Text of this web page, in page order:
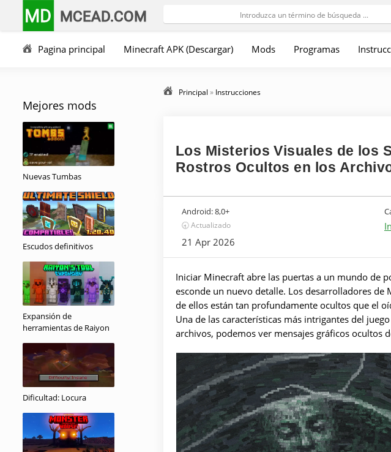
MD MCEAD.COM
Pagina principal Minecraft APK (Descargar) Mods Programas
Mejores mods
Nuevas Tumbas
Escudos definitivos
Expansión de
herramientas de Raiyon
Dificultad: Locura
Principal » Instrucciones
Los Misterios Visuales de los
Rostros Ocultos en los
Android:8,0+
🕣 Actualizado
21 Apr 2026
Iniciar Minecraft abre las puertas a un mundo de
esconde un nuevo detalle. Los desarrolladores
de ellos están tan profundamente ocultos que el
Una de las características más intrigantes del
archivos, podemos ver mensajes gráficos ocultos